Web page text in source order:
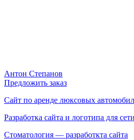
Антон Степанов
Предложить заказ
Сайт по аренде люксовых
Разработка сайта и логотипа для
Стоматология — разработкта сайта